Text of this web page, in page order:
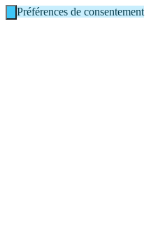
Préférences de consentement